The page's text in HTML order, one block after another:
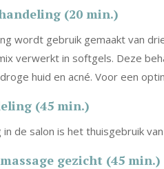
(20 min.)
wordt gebruik gemaakt van
verwerkt in softgels. Deze
huid en acné. Voor een
(45 min.)
in de salon is het thuisgebruik
gezicht (45 min.)